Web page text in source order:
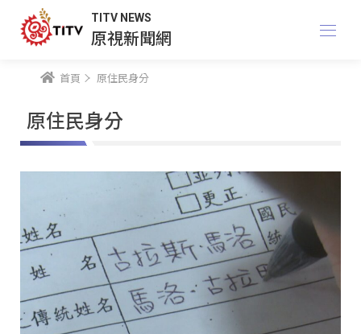
TITV NEWS
原視新聞網
首頁 原住民身分
原住民身分